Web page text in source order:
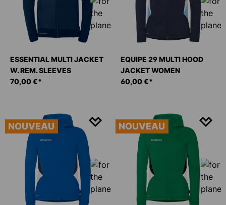
ESSENTIAL MULTI JACKET
W. REM. SLEEVES
70,00 €*
EQUIPE 29 MULTI HOOD
JACKET WOMEN
60,00 €*
NOUVEAU NOUVEAU